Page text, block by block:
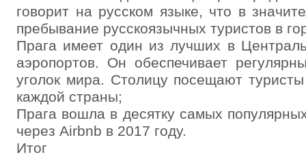
говорит на русском языке, что в
пребывание русскоязычных туристов в
Прага имеет один из лучших в
аэропортов. Он обеспечивает
уголок мира. Столицу посещают
каждой страны;
Прага вошла в десятку самых
через Airbnb в 2017 году.
Итог